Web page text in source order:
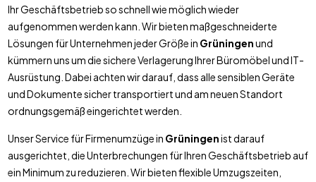
Ihr Geschäftsbetrieb so schnell wie möglich wieder
aufgenommen werden kann. Wir bieten maßgeschneiderte
Lösungen für Unternehmen jeder Größe in Grüningenund
kümmern uns um die sichere Verlagerung Ihrer Büromöbel und IT-
Ausrüstung. Dabei achten wir darauf, dass alle sensiblen Geräte
und Dokumente sicher transportiert und am neuen Standort
ordnungsgemäß eingerichtet werden.
Unser Service für Firmenumzüge in Grüningenist darauf
ausgerichtet, die Unterbrechungen für Ihren Geschäftsbetrieb auf
ein Minimum zu reduzieren. Wir bieten flexible Umzugszeiten,